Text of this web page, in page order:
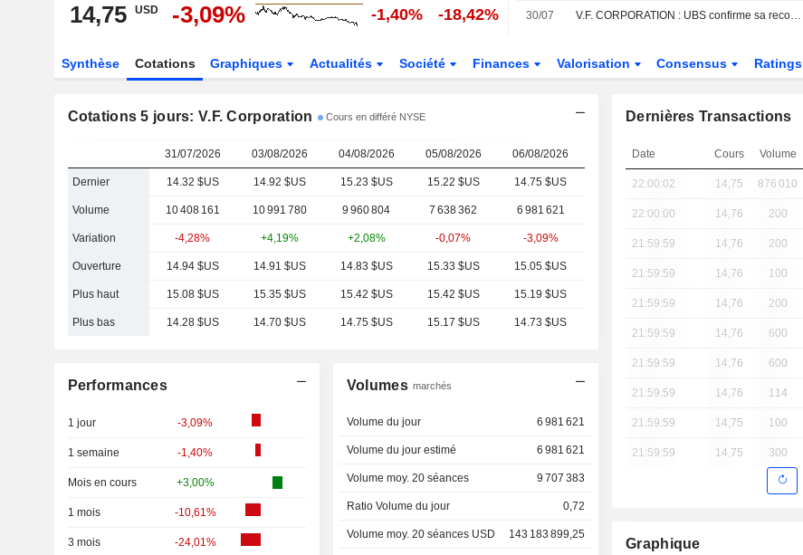
14,75 USD -3,09% -1,40% -18,42% 30/07 V.F. CORPORATION : UBS confirme sa recommandation neutre
Synthèse Cotations Graphiques Actualités Société Finances Valorisation Consensus Ratings
Cotations 5 jours: V.F. Corporation Cours en différé NYSE
31/07/2026 03/08/2026 04/08/2026 05/08/2026 06/08/2026
Dernier 14.32 $US 14.92 $US 15.23 $US 15.22 $US 14.75 $US
Volume 10 408 161 10 991 780 9 960 804 7 638 362 6 981 621
Variation -4,28% +4,19% +2,08% -0,07% -3,09%
Ouverture 14.94 $US 14.91 $US 14.83 $US 15.33 $US 15.05 $US
Plus haut 15.08 $US 15.35 $US 15.42 $US 15.42 $US 15.19 $US
Plus bas 14.28 $US 14.70 $US 14.75 $US 15.17 $US 14.73 $US
Performances
1 jour -3,09%
1 semaine -1,40%
Mois en cours +3,00%
1 mois -10,61%
3 mois -24,01%
Volumes marchés
Volume du jour 6 981 621
Volume du jour estimé 6 981 621
Volume moy. 20 séances 9 707 383
Ratio Volume du jour 0,72
Volume moy. 20 séances USD 143 183 899,25
Dernières Transactions
Date Cours Volume
22:00:02 14,75 876 010
22:00:00 14,76 200
21:59:59 14,76 200
21:59:59 14,76 100
21:59:59 14,76 200
21:59:59 14,76 600
21:59:59 14,76 600
21:59:59 14,76 114
21:59:59 14,75 100
21:59:59 14,75 300
Graphique